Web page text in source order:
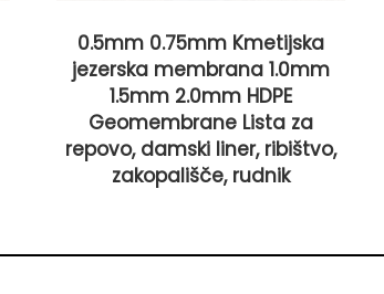
0.5mm 0.75mm Kmetijska
jezerska membrana 1.0mm
1.5mm 2.0mm HDPE
Geomembrane Lista za
repovo, damski liner, ribištvo,
zakopališče, rudnik